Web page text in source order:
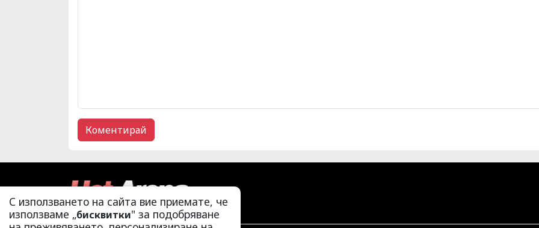
С използването на сайта вие приемате, че
използваме „бисквитки" за подобряване